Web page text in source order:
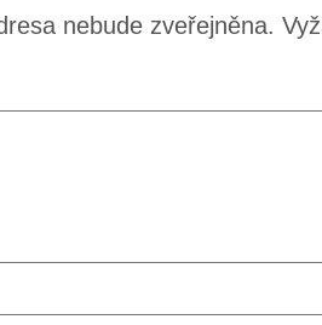
nebude zveřejněna.